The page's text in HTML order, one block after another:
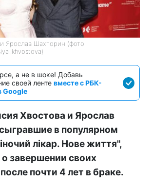
Ярослав Шахторин (фото:
а не в шоке! Добавь
своей ленте вместе с РБК-
Google
Хвостова и Ярослав
в популярном
лікар. Нове життя",
о завершении своих
почти 4 лет в браке.